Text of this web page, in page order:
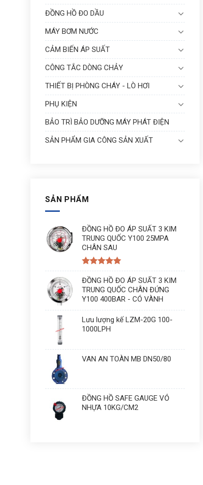
ĐỒNG HỒ ĐO DẦU
MÁY BƠM NƯỚC
CẢM BIẾN ÁP SUẤT
CÔNG TẮC DÒNG CHẢY
THIẾT BỊ PHÒNG CHÁY - LÒ HƠI
PHỤ KIỆN
BẢO TRÌ BẢO DƯỠNG MÁY PHÁT ĐIỆN
SẢN PHẨM GIA CÔNG SẢN XUẤT
SẢN PHẨM
ĐỒNG HỒ ĐO ÁP SUẤT 3 KIM
TRUNG QUỐC Y100 25MPA
CHÂN SAU
Được xếp
hạng 55
sao
ĐỒNG HỒ ĐO ÁP SUẤT 3 KIM
TRUNG QUỐC CHÂN ĐỨNG
Y100 400BAR - CÓ VÀNH
Lưu lượng kế LZM-20G 100-
1000LPH
VAN AN TOÀN MB DN50/80
ĐỒNG HỒ SAFE GAUGE VỎ
NHỰA 10KG/CM2